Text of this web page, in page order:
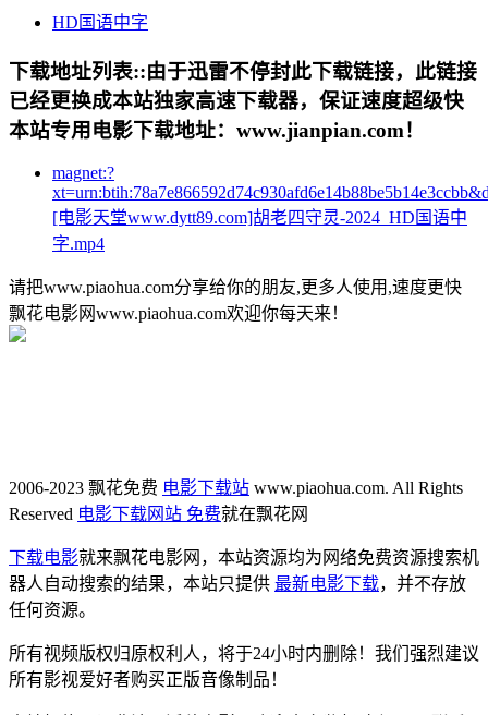
HD国语中字
下载地址列表::由于迅雷不停封此下载链接，此链接
已经更换成本站独家高速下载器，保证速度超级快
本站专用电影下载地址：www.jianpian.com！
magnet:?
[电影天堂www.dytt89.com]胡老四守灵-2024_HD国语中
字.mp4
请把www.piaohua.com分享给你的朋友,更多人使用,速度更快
飘花电影网www.piaohua.com欢迎你每天来！
2006-2023 飘花免费 电影下载站 www.piaohua.com. All Rights
Reserved 电影下载网站 免费就在飘花网
下载电影就来飘花电影网，本站资源均为网络免费资源搜索机
器人自动搜索的结果，本站只提供 最新电影下载，并不存放
任何资源。
所有视频版权归原权利人，将于24小时内删除！我们强烈建议
所有影视爱好者购买正版音像制品！